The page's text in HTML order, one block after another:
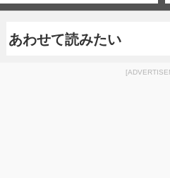
あわせて読みたい